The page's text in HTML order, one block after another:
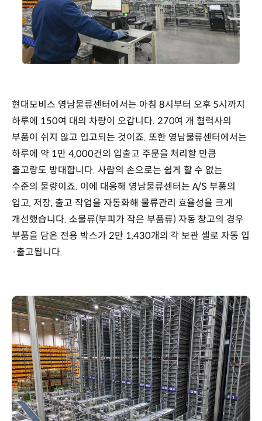
현대모비스 영남물류센터에서는 아침 8시부터 오후 5시까지
하루에 150여 대의 차량이 오갑니다. 270여 개 협력사의
부품이 쉬지 않고 입고되는 것이죠. 또한 영남물류센터에서는
하루에 약 1만 4,000건의 입출고 주문을 처리할 만큼
출고량도 방대합니다. 사람의 손으로는 쉽게 할 수 없는
수준의 물량이죠. 이에 대응해 영남물류센터는 A/S 부품의
입고, 저장, 출고 작업을 자동화해 물류관리 효율성을 크게
개선했습니다. 소물류(부피가 작은 부품류) 자동 창고의 경우
부품을 담은 전용 박스가 2만 1,430개의 각 보관 셀로 자동 입
·출고됩니다.